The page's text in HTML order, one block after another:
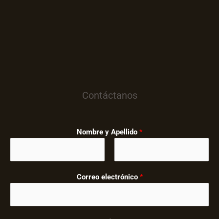
Contáctanos
Nombre y Apellido *
Correo electrónico *